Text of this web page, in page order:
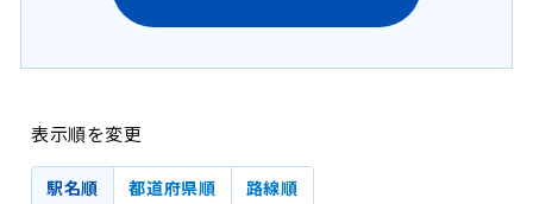
表示順を変更
駅名順 都道府県順 路線順